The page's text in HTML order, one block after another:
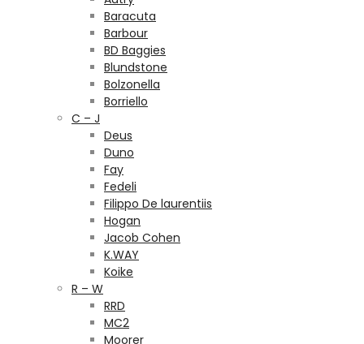
Baracuta
Barbour
BD Baggies
Blundstone
Bolzonella
Borriello
C – J
Deus
Duno
Fay
Fedeli
Filippo De laurentiis
Hogan
Jacob Cohen
K.WAY
Koike
R – W
RRD
MC2
Moorer